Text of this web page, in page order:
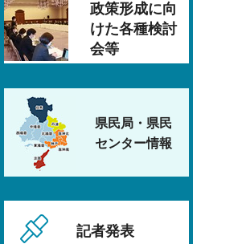
政策形成に向
けた各種検討
会等
県民局・県民
センター情報
記者発表